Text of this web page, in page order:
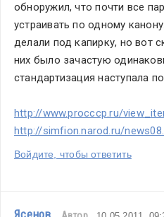
обноружил, что почти все
устраивать по одному
делали под капирку, но вот
них было зачастую
стандартизация наступала
http://www.procccp.ru/
http://simfion.narod.ru/
Войдите, чтобы ответить